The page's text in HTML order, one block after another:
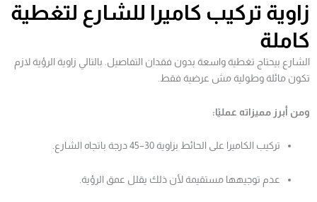
زاوية تركيب كاميرا للشارع لتغطية
كاملة
الشارع بيحتاج تغطية واسعة بدون فقدان التفاصيل. بالتالي زاوية الرؤية لازم
تكون مائلة وطولية مش عرضية فقط.
ومن أبرز مميزاته عمليًا:
تركيب الكاميرا على الحائط بزاوية 30–45 درجة باتجاه الشارع.
عدم توجيهها مستقيمة لأن ذلك يقلل عمق الرؤية.